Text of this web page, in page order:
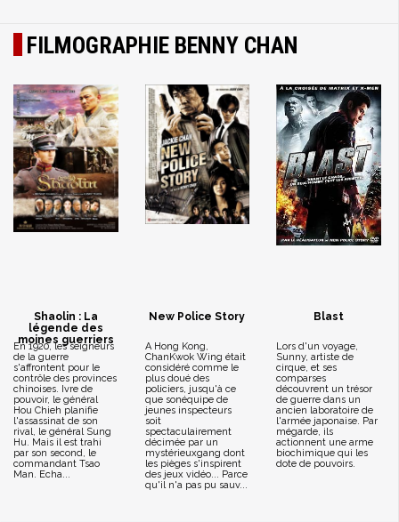
FILMOGRAPHIE BENNY CHAN
Shaolin : La
légende des
moines guerriers
En 1920, les seigneurs
de la guerre
s'affrontent pour le
contrôle des provinces
chinoises. Ivre de
pouvoir, le général
Hou Chieh planifie
l'assassinat de son
rival, le général Sung
Hu. Mais il est trahi
par son second, le
commandant Tsao
Man. Echa...
New Police Story
A Hong Kong,
ChanKwok Wing était
considéré comme le
plus doué des
policiers, jusqu'à ce
que sonéquipe de
jeunes inspecteurs
soit
spectaculairement
décimée par un
mystérieuxgang dont
les pièges s'inspirent
des jeux vidéo... Parce
qu'il n'a pas pu sauv...
Blast
Lors d'un voyage,
Sunny, artiste de
cirque, et ses
comparses
découvrent un trésor
de guerre dans un
ancien laboratoire de
l'armée japonaise. Par
mégarde, ils
actionnent une arme
biochimique qui les
dote de pouvoirs.